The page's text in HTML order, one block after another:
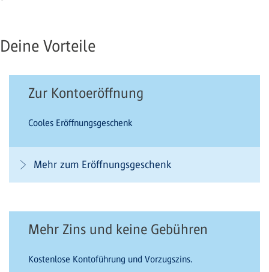
Deine Vorteile
Zur Kontoeröffnung
Cooles Eröffnungsgeschenk
Mehr zum Eröffnungsgeschenk
Mehr Zins und keine Gebühren
Kostenlose Kontoführung und Vorzugszins.